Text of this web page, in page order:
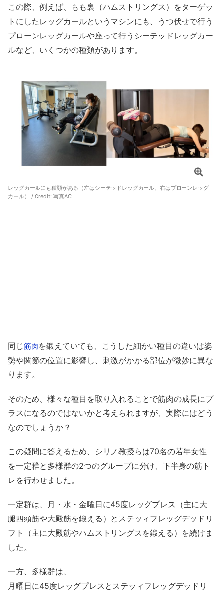
この際、例えば、もも裏（ハムストリングス）をターゲッ
トにしたレッグカールというマシンにも、うつ伏せで行う
プローンレッグカールや座って行うシーテッドレッグカー
ルなど、いくつかの種類があります。
レッグカールにも種類がある（左はシーテッドレッグカール、右はプローンレッグ
カール） / Credit: 写真AC
同じ筋肉を鍛えていても、こうした細かい種目の違いは姿
勢や関節の位置に影響し、刺激がかかる部位が微妙に異な
ります。
そのため、様々な種目を取り入れることで筋肉の成長にプ
ラスになるのではないかと考えられますが、実際にはどう
なのでしょうか？
この疑問に答えるため、シリノ教授らは70名の若年女性
を一定群と多様群の2つのグループに分け、下半身の筋ト
レを行わせました。
一定群は、月・水・金曜日に45度レッグプレス（主に大
腿四頭筋や大殿筋を鍛える）とステッィフレッグデッドリ
フト（主に大殿筋やハムストリングスを鍛える）を続けま
した。
一方、多様群は、
月曜日に45度レッグプレスとステッィフレッグデッドリ